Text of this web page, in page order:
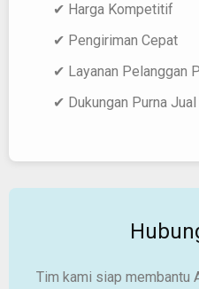
✔ Harga Kompetitif
✔ Pengiriman Cepat
✔ Layanan Pelanggan
✔ Dukungan Purna Jual
Tim kami siap membantu